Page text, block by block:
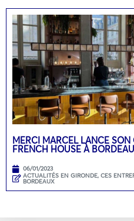
MERCI MARCEL LANCE SON
FRENCH HOUSE À
06/01/2023
ACTUALITÉS EN GIRONDE, CES
BORDEAUX